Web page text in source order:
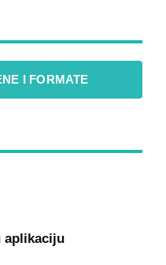
I FORMATE
aplikaciju